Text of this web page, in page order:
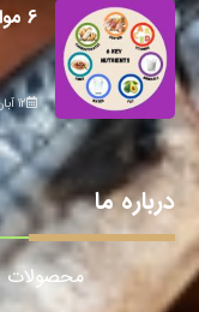
6 مواد مغذی ضروری برای بدن چیست؟
12 آبان 1403
درباره ما
محصولات